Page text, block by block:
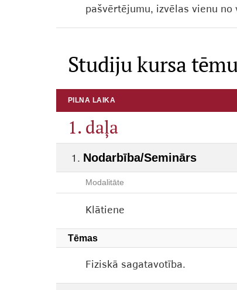
pašvērtējumu, izvēlas vienu no
Studiju kursa
PILNA LAIKA
1. daļa
Nodarbība/Seminārs
Modalitāte
Klātiene
Tēmas
Fiziskā sagatavotība.